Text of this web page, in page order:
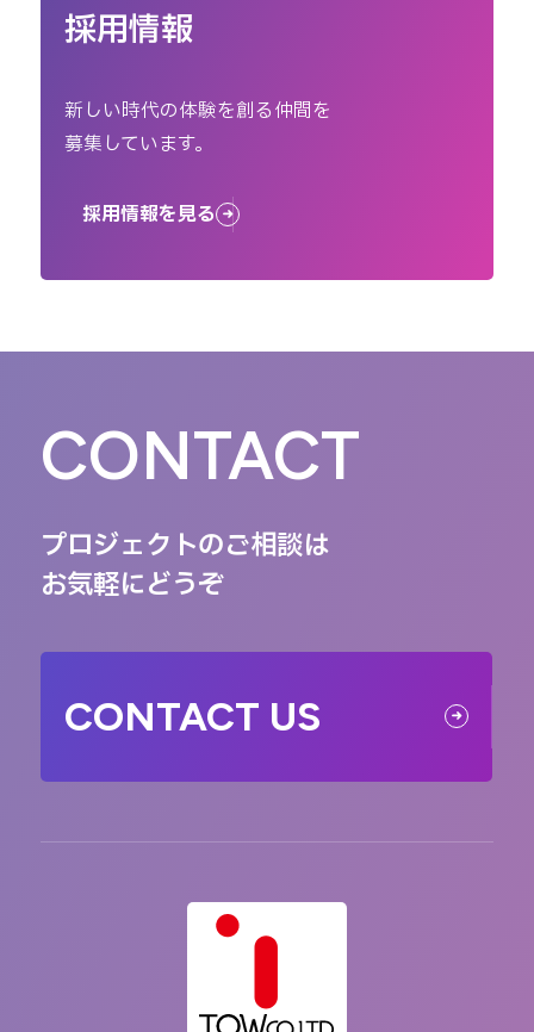
採用情報
新しい時代の体験を創る仲間を
募集しています。
採用情報を見る
CONTACT
プロジェクトのご相談は
お気軽にどうぞ
CONTACT US